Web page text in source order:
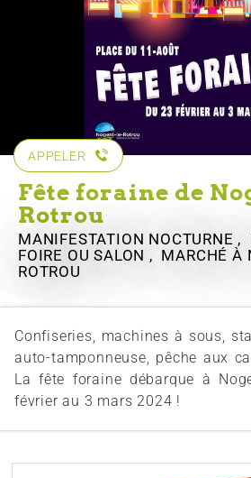
APPELER
Fête foraine de
Rotrou
MANIFESTATION NOCTURNE ,
FOIRE OU SALON , MARCHÉÀ
ROTROU
Confiseries, machines à sous,
auto-tamponneuse, pêche aux
La fête foraine débarque à
février au 3 mars 2024 !